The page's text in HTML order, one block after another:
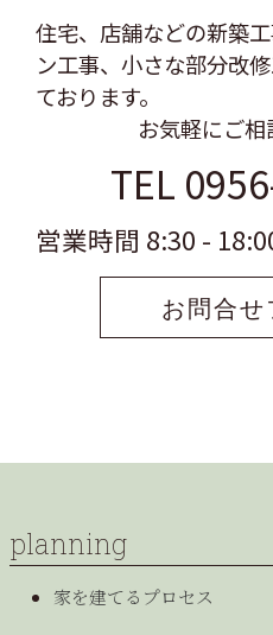
住宅、店舗などの新築
ン工事、 小さな部分改
ております。
お気軽にご相
TEL
営業時間 8:30 -
お問合せ
planning
家を建てるプロセス